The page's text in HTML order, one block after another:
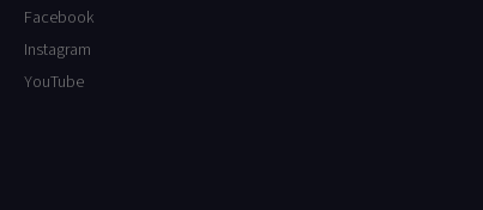
Facebook
Instagram
YouTube